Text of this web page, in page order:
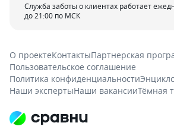
Служба заботы о клиентах работает
до 21:00 по МСК
О проектеКонтактыПартнерская
Пользовательское соглашение
Политика конфиденциальности
Наши экспертыНаши вакансииТёмная